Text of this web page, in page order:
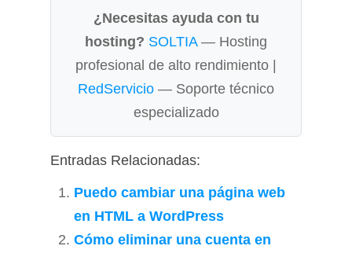
¿Necesitas ayuda con tu
hosting? SOLTIA— Hosting
profesional de alto rendimiento |
RedServicio — Soporte técnico
especializado
Entradas Relacionadas:
Puedo cambiar una página web
en HTML a WordPress
Cómo eliminar una cuenta en